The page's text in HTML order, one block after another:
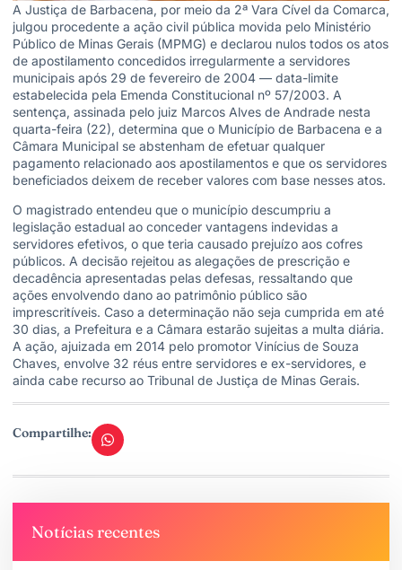
A Justiça de Barbacena, por meio da 2ª Vara Cível da Comarca,
julgou procedente a ação civil pública movida pelo Ministério
Público de Minas Gerais (MPMG) e declarou nulos todos os atos
de apostilamento concedidos irregularmente a servidores
municipais após 29 de fevereiro de 2004 — data-limite
estabelecida pela Emenda Constitucional nº 57/2003. A
sentença, assinada pelo juiz Marcos Alves de Andrade nesta
quarta-feira (22), determina que o Município de Barbacena e a
Câmara Municipal se abstenham de efetuar qualquer
pagamento relacionado aos apostilamentos e que os servidores
beneficiados deixem de receber valores com base nesses atos.
O magistrado entendeu que o município descumpriu a
legislação estadual ao conceder vantagens indevidas a
servidores efetivos, o que teria causado prejuízo aos cofres
públicos. A decisão rejeitou as alegações de prescrição e
decadência apresentadas pelas defesas, ressaltando que
ações envolvendo dano ao patrimônio público são
imprescritíveis. Caso a determinação não seja cumprida em até
30 dias, a Prefeitura e a Câmara estarão sujeitas a multa diária.
A ação, ajuizada em 2014 pelo promotor Vinícius de Souza
Chaves, envolve 32 réus entre servidores e ex-servidores, e
ainda cabe recurso ao Tribunal de Justiça de Minas Gerais.
Compartilhe:
Notícias recentes